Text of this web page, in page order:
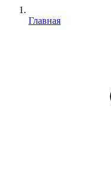
Главная